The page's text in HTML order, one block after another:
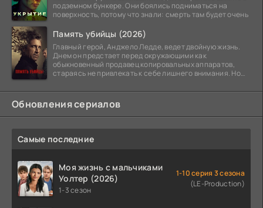
подземном бункере. Они боялись подниматься на
поверхность, потому что знали: смерть там будет очень
Память убийцы (2026)
Главный герой, Анджело Ледде, ведет двойную жизнь.
Днем он предстает перед окружающими как
обыкновенный продавец копировальных аппаратов,
стараясь не привлекать к себе лишнего внимания. Но
Обновления сериалов
Самые последние
Моя жизнь с мальчиками
Уолтер (2026)
1-3 сезон
1-10 серия 3 сезона
(LE-Production)